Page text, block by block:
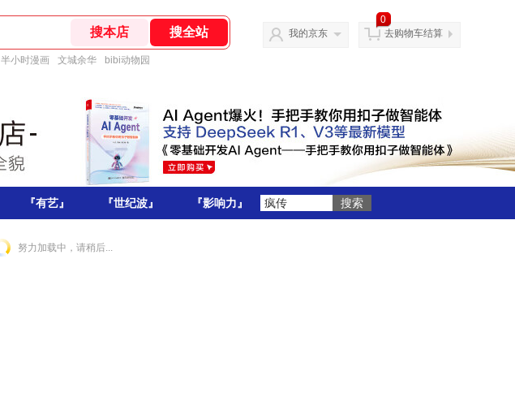
半小时漫画 文城余华 bibi动物园
我的京东
0
去购物车结算
『有艺』 『世纪波』 『影响力』
努力加载中，请稍后...